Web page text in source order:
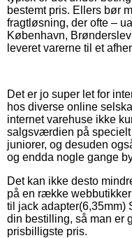
bestemt pris. Ellers bør
fragtløsning, der ofte –
København,
leveret varerne til et
Det er jo super let for
hos diverse online
internet varehuse ikke
salgsværdien på specielt
juniorer, og desuden
og endda nogle gange
Det kan ikke desto
på en række
til jack adapter(6,35mm)
din bestilling, så man er
prisbilligste pris.